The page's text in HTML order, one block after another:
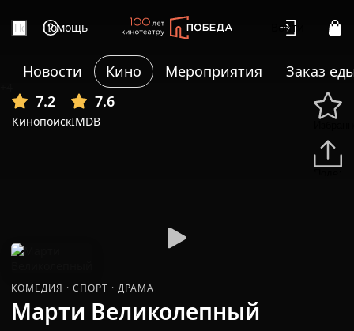
Помощь Войти
Новости Кино Мероприятия
Заказ
7.2
Кинопоиск
7.6
IMDB
КОМЕДИЯ · СПОРТ · ДРАМА
Марти Великолепный